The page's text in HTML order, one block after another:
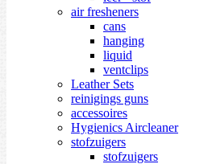
air fresheners
cans
hanging
liquid
ventclips
Leather Sets
reinigings guns
accessoires
Hygienics Aircleaner
stofzuigers
stofzuigers